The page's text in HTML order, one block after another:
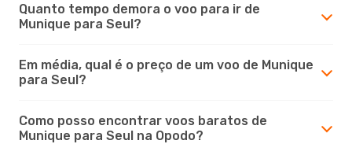
Quanto tempo demora o voo para ir de
Munique para Seul?
Em média, qual é o preço de um voo de Munique
para Seul?
Como posso encontrar voos baratos de
Munique para Seul na Opodo?